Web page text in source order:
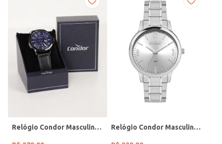
Relógio Condor Masculino PRETO Relógio Condor Masculino PRATA